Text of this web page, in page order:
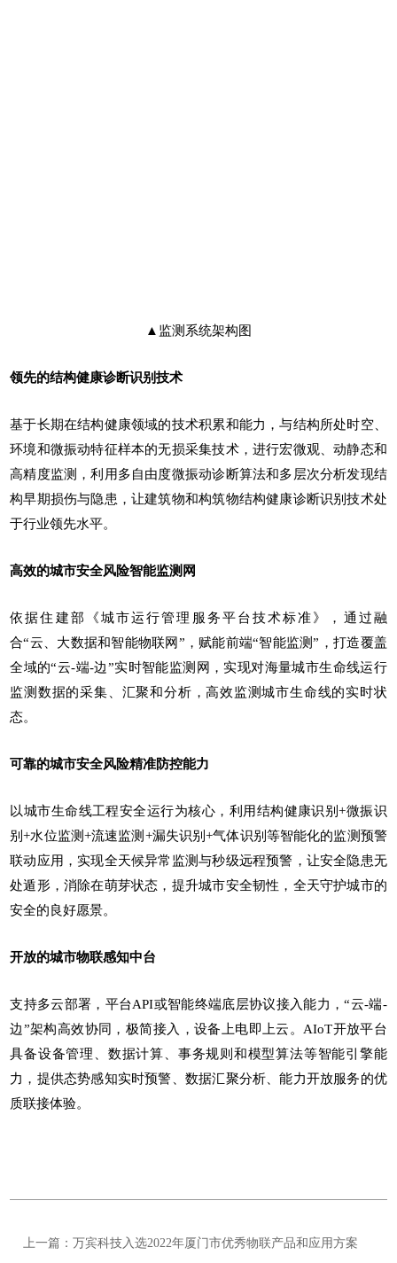
▲监测系统架构图
领先的结构健康诊断识别技术
基于长期在结构健康领域的技术积累和能力，与结构所处时空、
环境和微振动特征样本的无损采集技术，进行宏微观、动静态和
高精度监测，利用多自由度微振动诊断算法和多层次分析发现结
构早期损伤与隐患，让建筑物和构筑物结构健康诊断识别技术处
于行业领先水平。
高效的城市安全风险智能监测网
依据住建部《城市运行管理服务平台技术标准》，通过融
合“云、大数据和智能物联网”，赋能前端“智能监测”，打造覆盖
全域的“云-端-边”实时智能监测网，实现对海量城市生命线运行
监测数据的采集、汇聚和分析，高效监测城市生命线的实时状
态。
可靠的城市安全风险精准防控能力
以城市生命线工程安全运行为核心，利用结构健康识别+微振识
别+水位监测+流速监测+漏失识别+气体识别等智能化的监测预警
联动应用，实现全天候异常监测与秒级远程预警，让安全隐患无
处遁形，消除在萌芽状态，提升城市安全韧性，全天守护城市的
安全的良好愿景。
开放的城市物联感知中台
支持多云部署，平台API或智能终端底层协议接入能力，“云-端-
边”架构高效协同，极简接入，设备上电即上云。AIoT开放平台
具备设备管理、数据计算、事务规则和模型算法等智能引擎能
力，提供态势感知实时预警、数据汇聚分析、能力开放服务的优
质联接体验。
上一篇：万宾科技入选2022年厦门市优秀物联产品和应用方案